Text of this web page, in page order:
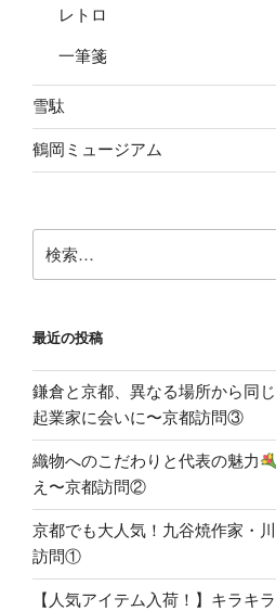
レトロ
一筆箋
雪駄
鶴岡ミュージアム
索:
最近の投稿
鎌倉と京都、異なる場所から同
起業家に会いに〜京都訪問③
織物へのこだわりと代表の魅力
え〜京都訪問②
京都でも大人気！九谷焼作家・
訪問①
【人気アイテム入荷！】キラキ